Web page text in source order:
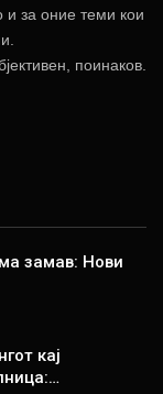
и за оние теми кои
поинаков.
замав: Нови
кај